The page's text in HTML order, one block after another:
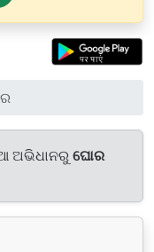
ଅଭିଧାନରୁଘୋର